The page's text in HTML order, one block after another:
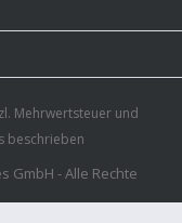
Mehrwertsteuer und
beschrieben
GmbH - Alle Rechte